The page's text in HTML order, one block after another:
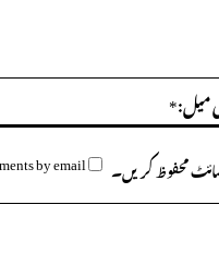
سائٹ محفوظ کریں۔ by email.